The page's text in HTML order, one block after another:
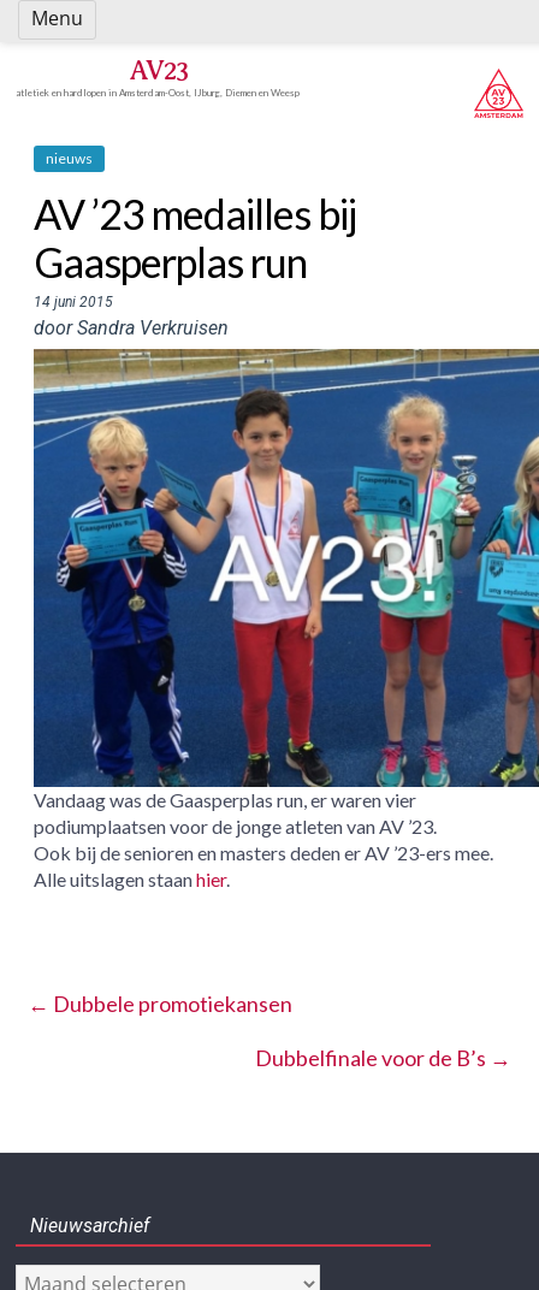
Spring
naar
AV23
atletiek en hardlopen in Amsterdam-Oost, IJburg, Diemen en Weesp
nieuws
AV ’23 medailles bij
Gaasperplas run
14 juni 2015
door Sandra Verkruisen
Vandaag was de Gaasperplas run, er waren vier
podiumplaatsen voor de jonge atleten van AV ’23.
Ook bij de senioren en masters deden er AV ’23-ers mee.
Alle uitslagen staanhier.
← Dubbele promotiekansen
Dubbelfinale voor de B’s →
Nieuwsarchief
Nieuwsarchief
Menu